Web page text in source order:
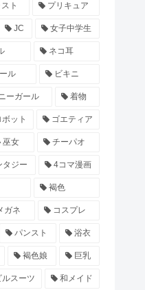
ト プリキュア
JC 女子中学生
ネコ耳
ル ビキニ
ーガール 着物
ボット ゴエティア
巫女 チーパオ
タジー 4コマ漫画
褐色
ガネ コスプレ
パンスト 浴衣
褐色娘 巨乳
ルスーツ 和メイド